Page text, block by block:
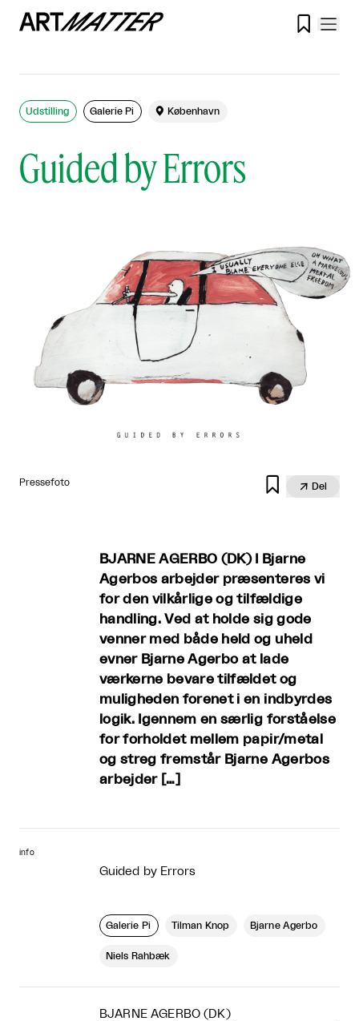

Guided by Errors
Udstilling Galerie Pi  København
Pressefoto   Del
BJARNE AGERBO (DK) I Bjarne
Agerbos arbejder præsenteres vi
for den vilkårlige og tilfældige
handling. Ved at holde sig gode
venner med både held og uheld
evner Bjarne Agerbo at lade
værkerne bevare tilfældet og
muligheden forenet i en indbyrdes
logik. Igennem en særlig forståelse
for forholdet mellem papir/metal
og streg fremstår Bjarne Agerbos
arbejder […]
info
Guided by Errors
Galerie Pi Tilman Knop Bjarne Agerbo
Niels Rahbæk
BJARNE AGERBO (DK)